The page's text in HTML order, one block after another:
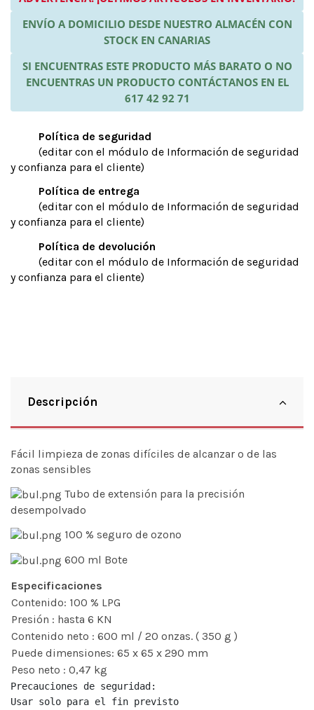
ENVÍO A DOMICILIO DESDE NUESTRO ALMACÉN CON
STOCK EN CANARIAS
SI ENCUENTRAS ESTE PRODUCTO MÁS BARATO O NO
ENCUENTRAS UN PRODUCTO CONTÁCTANOS EN EL
617 42 92 71
Política de seguridad
(editar con el módulo de Información de seguridad
y confianza para el cliente)
Política de entrega
(editar con el módulo de Información de seguridad
y confianza para el cliente)
Política de devolución
(editar con el módulo de Información de seguridad
y confianza para el cliente)
Descripción
Fácil limpieza de zonas difíciles de alcanzar o de las
zonas sensibles
Tubo de extensión para la precisión
desempolvado
100 % seguro de ozono
600 ml Bote
Especificaciones
Contenido: 100 % LPG
Presión : hasta 6 KN
Contenido neto : 600 ml / 20 onzas. ( 350 g )
Puede dimensiones: 65 x 65 x 290 mm
Peso neto : 0,47 kg
Precauciones de seguridad:
Usar solo para el fin previsto